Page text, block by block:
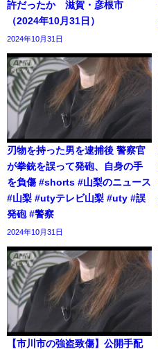
許だったか 滋賀・彦根市
（2024年10月31日）
2024年10月31日
刃物を持った男を逮捕後 警察官
が拳銃を誤って発砲、自身の手
を負傷 #shorts #山梨のニュース
#山梨 #utyテレビ山梨 #uty #誤
発砲 #警察
2024年10月31日
【市川市の強盗致傷】公開手配